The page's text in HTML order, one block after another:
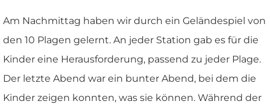
Am Nachmittag haben wir durch ein Geländespiel von
den 10 Plagen gelernt. An jeder Station gab es für die
Kinder eine Herausforderung, passend zu jeder Plage.
Der letzte Abend war ein bunter Abend, bei dem die
Kinder zeigen konnten, was sie können. Während der